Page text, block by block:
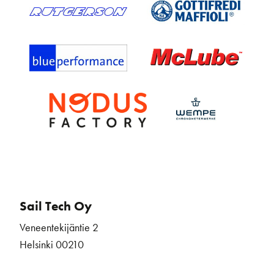
Sail Tech Oy
Veneentekijäntie 2
Helsinki 00210